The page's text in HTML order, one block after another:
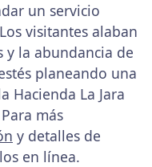
un servicio
visitantes alaban
y la abundancia de
planeando una
Hacienda La Jara
más
y detalles de
en línea.